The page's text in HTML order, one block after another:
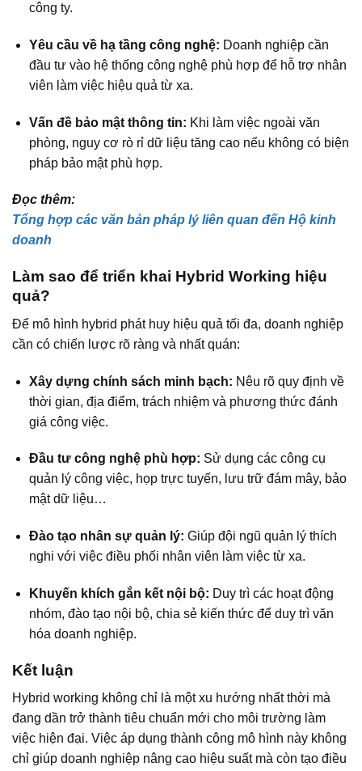
công ty.
Yêu cầu về hạ tầng công nghệ: Doanh nghiệp cần
đầu tư vào hệ thống công nghệ phù hợp để hỗ trợ nhân
viên làm việc hiệu quả từ xa.
Vấn đề bảo mật thông tin: Khi làm việc ngoài văn
phòng, nguy cơ rò rỉ dữ liệu tăng cao nếu không có biện
pháp bảo mật phù hợp.
Đọc thêm:
Tổng hợp các văn bản pháp lý liên quan đến Hộ kinh
doanh
Làm sao để triển khai Hybrid Working hiệu
quả?
Để mô hình hybrid phát huy hiệu quả tối đa, doanh nghiệp
cần có chiến lược rõ ràng và nhất quán:
Xây dựng chính sách minh bạch: Nêu rõ quy định về
thời gian, địa điểm, trách nhiệm và phương thức đánh
giá công việc.
Đầu tư công nghệ phù hợp: Sử dụng các công cụ
quản lý công việc, họp trực tuyến, lưu trữ đám mây, bảo
mật dữ liệu…
Đào tạo nhân sự quản lý: Giúp đội ngũ quản lý thích
nghi với việc điều phối nhân viên làm việc từ xa.
Khuyến khích gắn kết nội bộ: Duy trì các hoạt động
nhóm, đào tạo nội bộ, chia sẻ kiến thức để duy trì văn
hóa doanh nghiệp.
Kết luận
Hybrid working không chỉ là một xu hướng nhất thời mà
đang dần trở thành tiêu chuẩn mới cho môi trường làm
việc hiện đại. Việc áp dụng thành công mô hình này không
chỉ giúp doanh nghiệp nâng cao hiệu suất mà còn tạo điều